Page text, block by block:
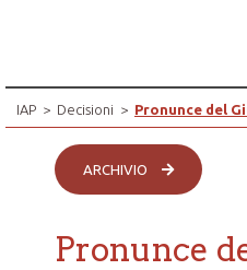
IAP > Decisioni > Pronunce del
ARCHIVIO
Pronunce